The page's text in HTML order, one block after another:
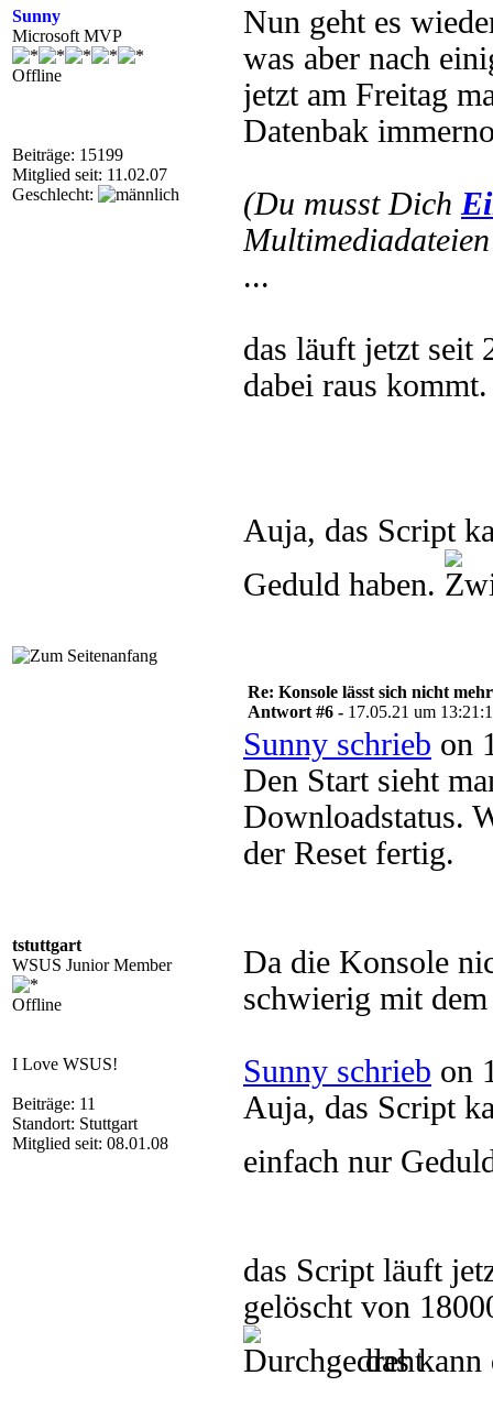
Sunny
Microsoft MVP
Offline
Beiträge: 15199
Mitglied seit: 11.02.07
Geschlecht:
Nun geht es
was aber nach
jetzt am Freitag
Datenbak
(Du musst Dich
...
das läuft jetzt seit
dabei raus kommt.
Auja, das Script
Geduld haben.
tstuttgart
WSUS Junior Member
Offline
I Love WSUS!
Beiträge: 11
Standort: Stuttgart
Mitglied seit: 08.01.08
Re: Konsole lässt sich nicht
Antwort #6 - 17.05.21 um
Sunny schrieb on
Den Start sieht
Downloadstatus.
der Reset fertig.
Da die Konsole
schwierig mit
Sunny schrieb on
Auja, das Script
einfach nur
das Script läuft
gelöscht von
das kann